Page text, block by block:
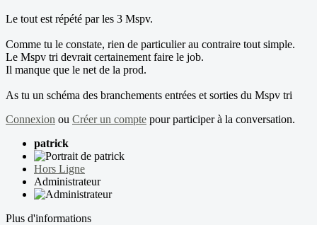
Le tout est répété par les 3 Mspv.
Comme tu le constate, rien de particulier au contraire tout simple.
Le Mspv tri devrait certainement faire le job.
Il manque que le net de la prod.
As tu un schéma des branchements entrées et sorties du Mspv tri
Connexion ou Créer un compte pour participer à la conversation.
patrick
Hors Ligne
Administrateur
Plus d'informations